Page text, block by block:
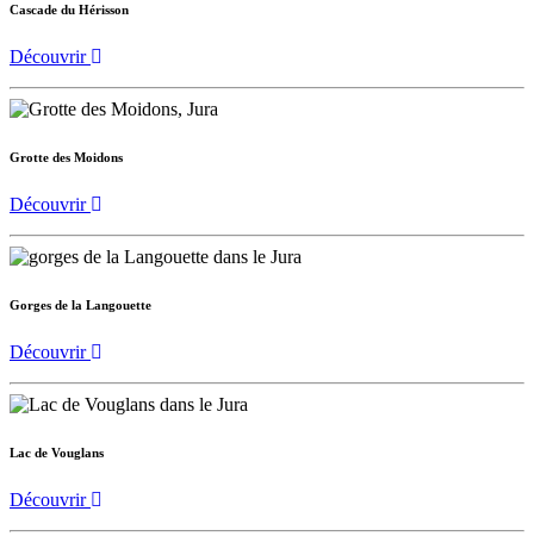
Cascade du Hérisson
Découvrir
Grotte des Moidons
Découvrir
Gorges de la Langouette
Découvrir
Lac de Vouglans
Découvrir